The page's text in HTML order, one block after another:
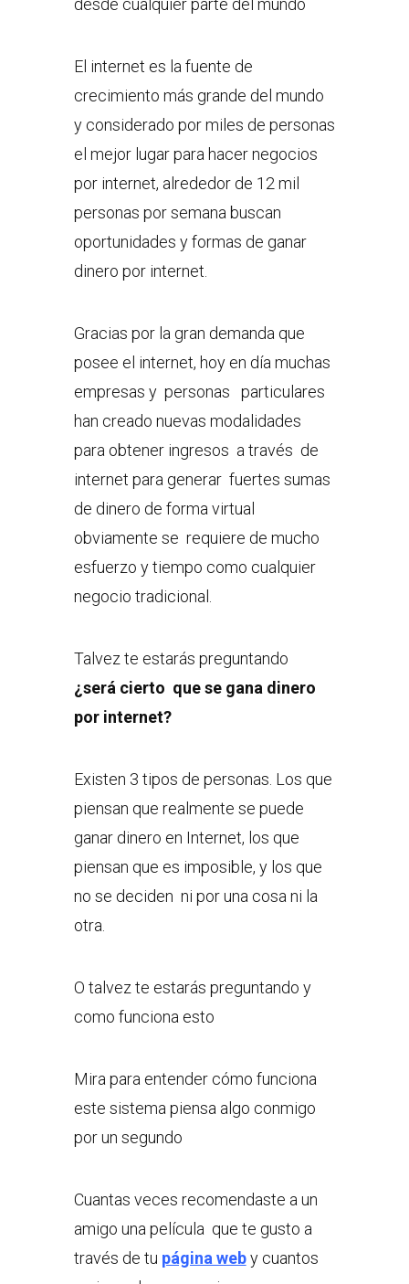
El internet es la fuente de
crecimiento más grande del mundo
y considerado por miles de personas
el mejor lugar para hacer negocios
por internet, alrededor de 12 mil
personas por semana buscan
oportunidades y formas de ganar
dinero por internet.
Gracias por la gran demanda que
posee el internet, hoy en día muchas
empresas y personas particulares
han creado nuevas modalidades
para obtener ingresos a través de
internet para generar fuertes sumas
de dinero de forma virtual
obviamente se requiere de mucho
esfuerzo y tiempo como cualquier
negocio tradicional.
Talvez te estarás preguntando
¿será cierto que se gana dinero
por internet?
Existen 3 tipos de personas. Los que
piensan que realmente se puede
ganar dinero en Internet, los que
piensan que es imposible, y los que
no se deciden ni por una cosa ni la
otra.
O talvez te estarás preguntando y
como funciona esto
Mira para entender cómo funciona
este sistema piensa algo conmigo
por un segundo
Cuantas veces recomendaste a un
amigo una película que te gusto a
través de tu página weby cuantos